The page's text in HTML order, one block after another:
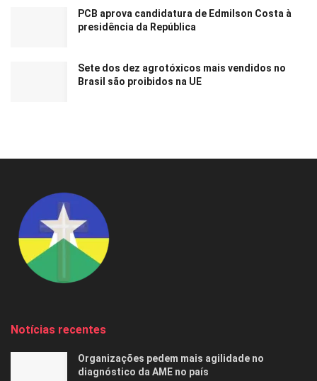
PCB aprova candidatura de Edmilson Costa à
presidência da República
Sete dos dez agrotóxicos mais vendidos no
Brasil são proibidos na UE
Notícias recentes
Organizações pedem mais agilidade no
diagnóstico da AME no país